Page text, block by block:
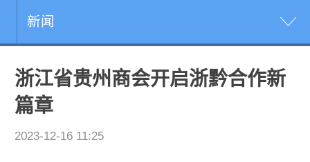
新闻
浙江省贵州商会开启浙黔合作新
篇章
2023-12-16 11:25